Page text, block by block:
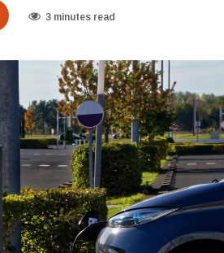
3 minutes read